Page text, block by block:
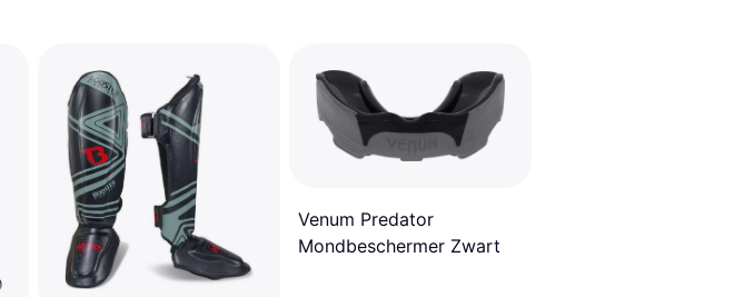
Venum Predator
Mondbeschermer Zwart